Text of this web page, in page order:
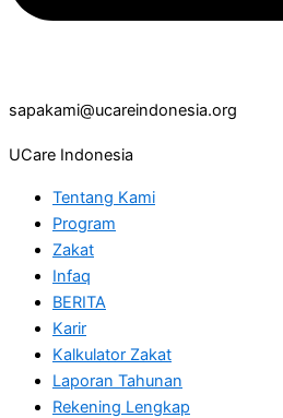
sapakami@ucareindonesia.org
UCare Indonesia
Tentang Kami
Program
Zakat
Infaq
BERITA
Karir
Kalkulator Zakat
Laporan Tahunan
Rekening Lengkap